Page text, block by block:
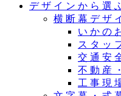
デザインから選
横断幕デザ
いかの
スタッ
交通安
不動産
工事現